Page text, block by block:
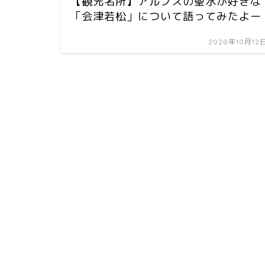
「会津若松」について語ってみたよー
2020年10月12